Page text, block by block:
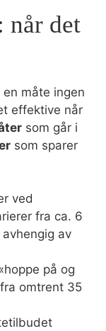
når det
måte ingen
effektive når
som går i
som sparer
ved
fra ca. 6
av
på og
omtrent 35